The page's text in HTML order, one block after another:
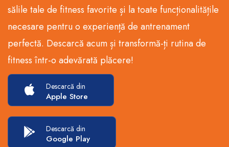
sălile tale de fitness favorite și la toate funcționalitățile
necesare pentru o experiență de antrenament
perfectă. Descarcă acum și transformă-ți rutina de
fitness într-o adevărată plăcere!
Descarcă din
Apple Store
Descarcă din
Google Play